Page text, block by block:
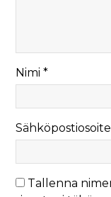
Nimi*
Tallenna